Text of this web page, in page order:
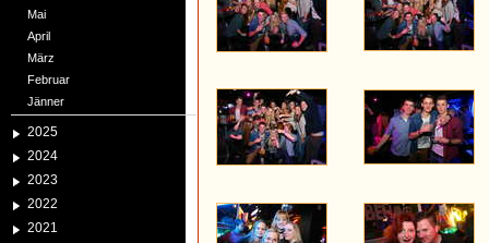
Mai
April
März
Februar
Jänner
2025
2024
2023
2022
2021